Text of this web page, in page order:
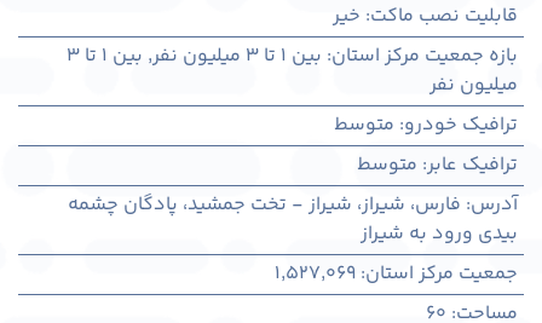
قابلیت نصب ماکت: خیر
بازه جمعیت مرکز استان: بین ۱ تا ۳ میلیون نفر ,
بین ۱ تا ۳
میلیون نفر
ترافیک خودرو: متوسط
ترافیک عابر: متوسط
آدرس: فارس، شيراز، شیراز - تخت جمشید، پادگان چشمه
بیدی ورود به شیراز
جمعیت مرکز استان:
1,527,069
مساحت:
60